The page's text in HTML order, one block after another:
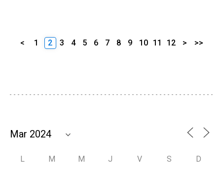
< 1 2 3 4 5 6 7 8 9 10 11 12 > >>
L M M J V S D